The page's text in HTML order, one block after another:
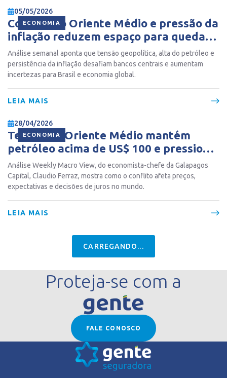
ECONOMIA
05/05/2026
Conflito no Oriente Médio e pressão da
inflação reduzem espaço para queda
de juros no mundo, diz economista
Análise semanal aponta que tensão geopolítica, alta do petróleo e
persistência da inflação desafiam bancos centrais e aumentam
incertezas para Brasil e economia global.
LEIA MAIS
ECONOMIA
28/04/2026
Tensão no Oriente Médio mantém
petróleo acima de US$ 100 e pressiona
inflação global
Análise Weekly Macro View, do economista-chefe da Galapagos
Capital, Claudio Ferraz, mostra como o conflito afeta preços,
expectativas e decisões de juros no mundo.
LEIA MAIS
CARREGANDO...
Proteja-se com a
FALE CONOSCO